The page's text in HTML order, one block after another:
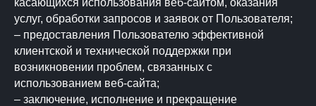
касающихся использования веб-сайтом, оказания
услуг, обработки запросов и заявок от Пользователя;
– предоставления Пользователю эффективной
клиентской и технической поддержки при
возникновении проблем, связанных с
использованием веб-сайта;
– заключение, исполнение и прекращение